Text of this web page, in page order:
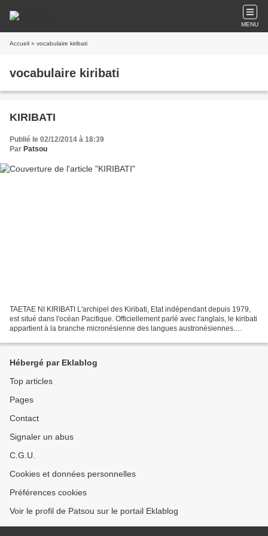
MENU
Accueil » vocabulaire kiribati
vocabulaire kiribati
KIRIBATI
Publié le 02/12/2014 à 18:39
Par Patsou
TAETAE NI KIRIBATI L'archipel des Kiribati, Etat indépendant depuis 1979,
est situé dans l'océan Pacifique. Officiellement parlé avec l'anglais, le kiribati
appartient à la branche micronésienne des langues austronésiennes.
Hébergé par Eklablog
Top articles
Pages
Contact
Signaler un abus
C.G.U.
Cookies et données personnelles
Préférences cookies
Voir le profil de Patsou sur le portail Eklablog